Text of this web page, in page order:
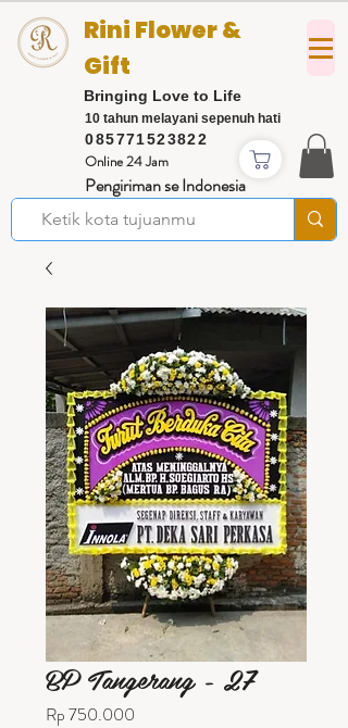
085771523822
Rini Flower &
Gift
Bringing Love to Life
Online 24 Jam
Pengiriman se Indonesia
10 tahun melayani sepenuh hati
BP Tangerang - 27
Rp 750.000